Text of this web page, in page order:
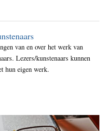
van en over het werk van
Lezers/kunstenaars kunnen
hun eigen werk.